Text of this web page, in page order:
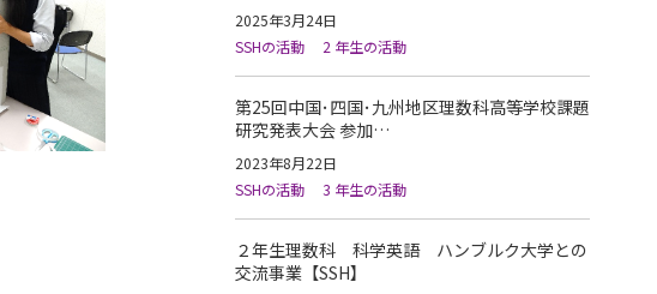
2025年3月24日
SSHの活動
2 年生の活動
第25回中国･四国･九州地区理数科高等学校課題
研究発表大会 参加…
2023年8月22日
SSHの活動
3 年生の活動
２年生理数科 科学英語 ハンブルク大学との
交流事業【SSH】